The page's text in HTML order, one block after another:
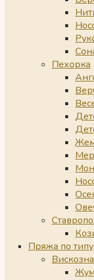
Пехорка
Пряжа по типу